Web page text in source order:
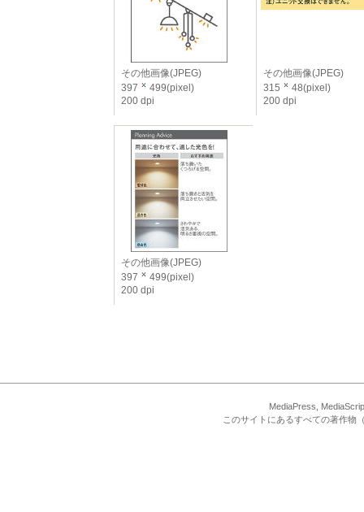
その他画像(JPEG)
397
499(pixel)
200 dpi
その他画像(JPEG)
315
48(pixel)
200 dpi
その他画像(JPEG)
397
499(pixel)
200 dpi
MediaPress,
このサイトにあるすべての著作物